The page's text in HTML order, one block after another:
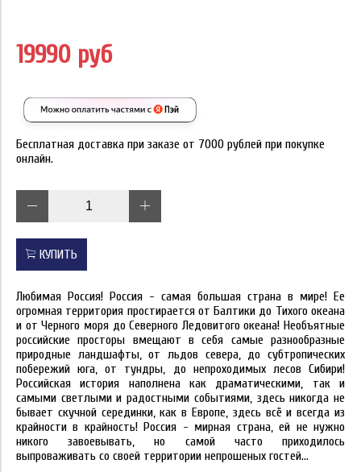
19990 руб
Бесплатная доставка при заказе от 7000 рублей при покупке
онлайн.
КУПИТЬ
Любимая Россия! Россия - самая большая страна в мире! Ее
огромная территория простирается от Балтики до Тихого океана
и от Черного моря до Северного Ледовитого океана! Необъятные
российские просторы вмещают в себя самые разнообразные
природные ландшафты, от льдов севера, до субтропических
побережий юга, от тундры, до непроходимых лесов Сибири!
Российская история наполнена как драматическими, так и
самыми светлыми и радостными событиями, здесь никогда не
бывает скучной серединки, как в Европе, здесь всё и всегда из
крайности в крайность! Россия - мирная страна, ей не нужно
никого завоевывать, но самой часто приходилось
выпроваживать со своей территории непрошеных гостей…